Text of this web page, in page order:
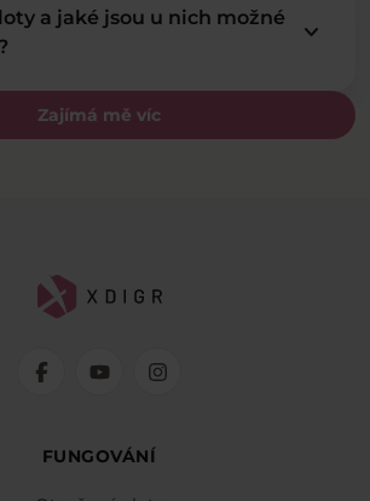
Zajímá mě víc
a jaké jsou u nich možné
keyboard_arrow_down
FUNGOVÁNÍ